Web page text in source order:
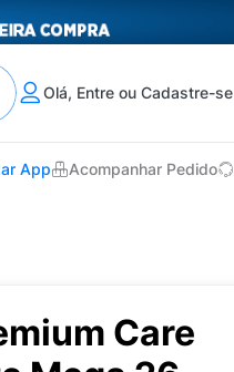
Olá, Entre ou Cadastre-se
App Acompanhar Pedido
Care